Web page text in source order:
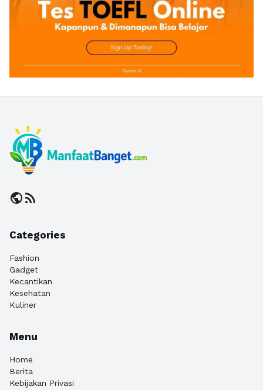
publicrss_feed
Categories
Fashion
Gadget
Kecantikan
Kesehatan
Kuliner
Menu
Home
Berita
Kebijakan Privasi